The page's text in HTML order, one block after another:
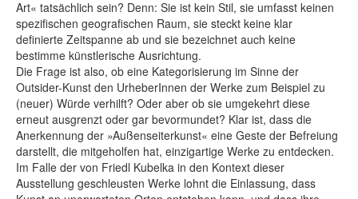
Art« tatsächlich sein? Denn: Sie ist kein Stil, sie umfasst keinen
spezifischen geografischen Raum, sie steckt keine klar
definierte Zeitspanne ab und sie bezeichnet auch keine
bestimme künstlerische Ausrichtung.
Die Frage ist also, ob eine Kategorisierung im Sinne der
Outsider-Kunst den UrheberInnen der Werke zum Beispiel zu
(neuer) Würde verhilft? Oder aber ob sie umgekehrt diese
erneut ausgrenzt oder gar bevormundet? Klar ist, dass die
Anerkennung der »Außenseiterkunst« eine Geste der Befreiung
darstellt, die mitgeholfen hat, einzigartige Werke zu entdecken.
Im Falle der von Friedl Kubelka in den Kontext dieser
Ausstellung geschleusten Werke lohnt die Einlassung, dass